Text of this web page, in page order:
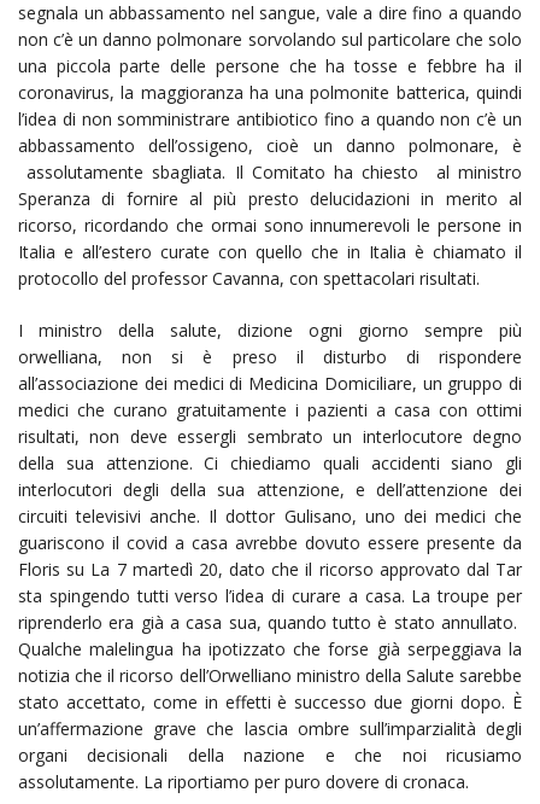
segnala un abbassamento nel sangue, vale a dire fino a quando
non c’è un danno polmonare sorvolando sul particolare che solo
una piccola parte delle persone che ha tosse e febbre ha il
coronavirus, la maggioranza ha una polmonite batterica, quindi
l’idea di non somministrare antibiotico fino a quando non c’è un
abbassamento dell’ossigeno, cioè un danno polmonare, è
assolutamente sbagliata. Il Comitato ha chiesto al ministro
Speranza di fornire al più presto delucidazioni in merito al
ricorso, ricordando che ormai sono innumerevoli le persone in
Italia e all’estero curate con quello che in Italia è chiamato il
protocollo del professor Cavanna, con spettacolari risultati.
I ministro della salute, dizione ogni giorno sempre più
orwelliana, non si è preso il disturbo di rispondere
all’associazione dei medici di Medicina Domiciliare, un gruppo di
medici che curano gratuitamente i pazienti a casa con ottimi
risultati, non deve essergli sembrato un interlocutore degno
della sua attenzione. Ci chiediamo quali accidenti siano gli
interlocutori degli della sua attenzione, e dell’attenzione dei
circuiti televisivi anche. Il dottor Gulisano, uno dei medici che
guariscono il covid a casa avrebbe dovuto essere presente da
Floris su La 7 martedì 20, dato che il ricorso approvato dal Tar
sta spingendo tutti verso l’idea di curare a casa. La troupe per
riprenderlo era già a casa sua, quando tutto è stato annullato.
Qualche malelingua ha ipotizzato che forse già serpeggiava la
notizia che il ricorso dell’Orwelliano ministro della Salute sarebbe
stato accettato, come in effetti è successo due giorni dopo. È
un’affermazione grave che lascia ombre sull’imparzialità degli
organi decisionali della nazione e che noi ricusiamo
assolutamente. La riportiamo per puro dovere di cronaca.